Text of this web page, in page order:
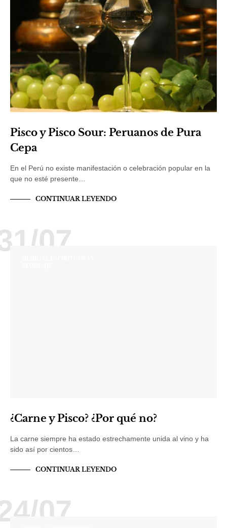
Pisco y Pisco Sour: Peruanos de Pura
Cepa
En el Perú no existe manifestación o celebración popular en la
que no esté presente…
CONTINUAR LEYENDO
07
¿Carne y Pisco? ¿Por qué no?
La carne siempre ha estado estrechamente unida al vino y ha
sido así por cientos…
CONTINUAR LEYENDO
07